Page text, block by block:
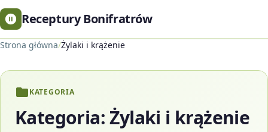
Receptury Bonifratrów
Strona główna/Żylaki i krążenie
KATEGORIA
Kategoria:Żylaki i krążenie